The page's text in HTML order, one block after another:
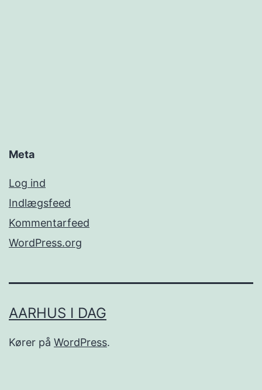
Meta
Log ind
Indlægsfeed
Kommentarfeed
WordPress.org
AARHUS I DAG
Kører på WordPress.